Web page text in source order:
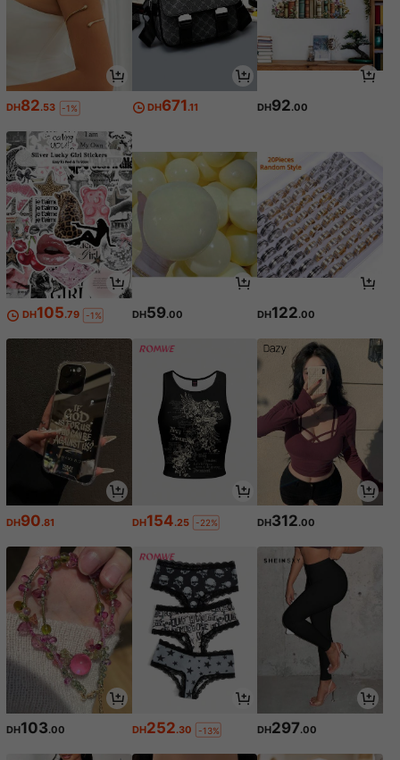
DH82.53 -1% DH671.11 DH92.00
DH105.79 -1% DH59.00 DH122.00
DH90.81 DH154.25 -22% DH312.00
DH103.00 DH252.30 -13% DH297.00